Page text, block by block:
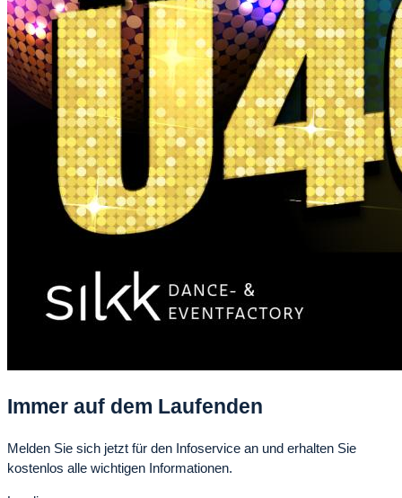
Immer auf dem Laufenden
Melden Sie sich jetzt für den Infoservice an und erhalten Sie
kostenlos alle wichtigen Informationen.